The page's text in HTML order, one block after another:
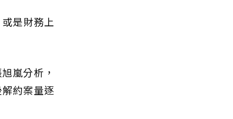
是財務上
嵐分析，
約案量逐